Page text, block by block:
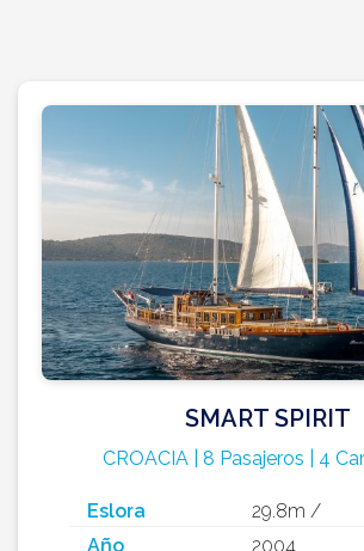
SMART SPIRIT
CROACIA | 8 Pasajeros | 4
Eslora
29.8m /
Año
2004